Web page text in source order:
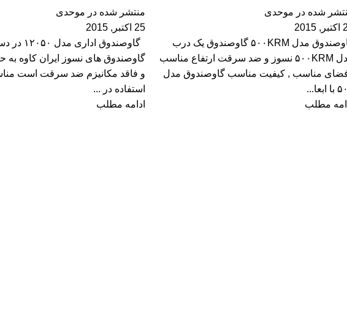
شده در موحدی
گاوصندوق مدل ۵۰۰KRM گاوصندوق یک درب
مدل ۵۰۰KRM نسوز و ضد سرقت ارتفاع مناسب
مناسب , کیفیت مناسب گاوصندوق مدل
ابعا...
مطلب
منتشر شده در موحدی
25 اکتبر, 2015
گاوصندوق اداری مدل
گاوصندوق های نسوز ایران کاوه به
و فاقد مکانیزم ضد سرقت است
استفاده در ...
ادامه مطلب